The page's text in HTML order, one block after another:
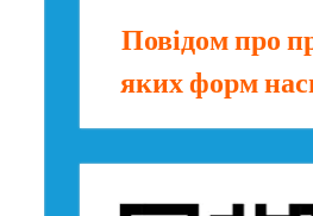
Повідом про
яких форм